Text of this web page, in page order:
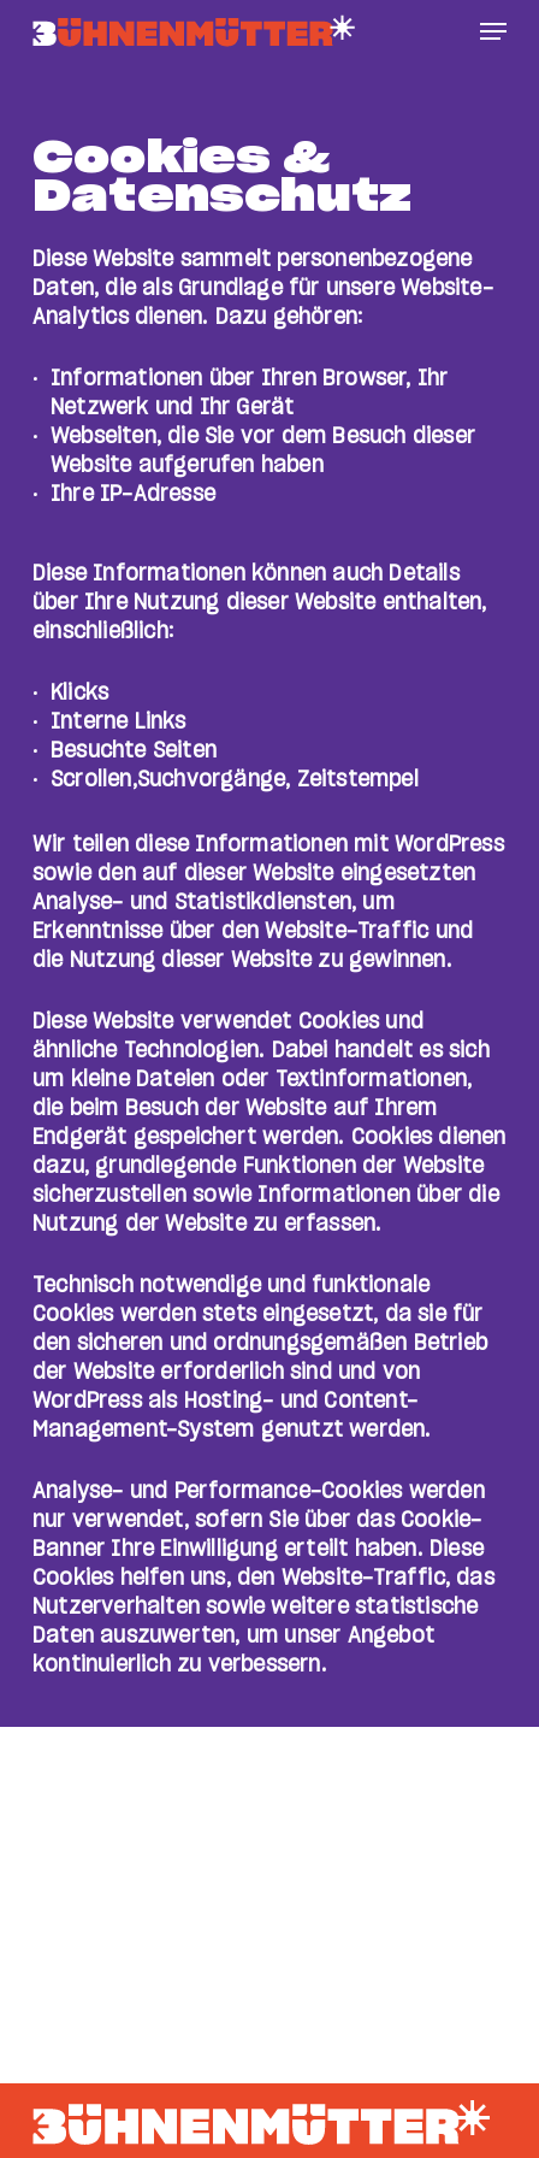
Cookies &
Datenschutz
Diese Website sammelt personenbezogene
Daten, die als Grundlage für unsere Website-
Analytics dienen. Dazu gehören:
Informationen über Ihren Browser, Ihr
Netzwerk und Ihr Gerät
Webseiten, die Sie vor dem Besuch dieser
Website aufgerufen haben
Ihre IP-Adresse
Diese Informationen können auch Details
über Ihre Nutzung dieser Website enthalten,
einschließlich:
Klicks
Interne Links
Besuchte Seiten
Scrollen,Suchvorgänge, Zeitstempel
Wir teilen diese Informationen mit WordPress
sowie den auf dieser Website eingesetzten
Analyse- und Statistikdiensten, um
Erkenntnisse über den Website-Traffic und
die Nutzung dieser Website zu gewinnen.
Diese Website verwendet Cookies und
ähnliche Technologien. Dabei handelt es sich
um kleine Dateien oder Textinformationen,
die beim Besuch der Website auf Ihrem
Endgerät gespeichert werden. Cookies dienen
dazu, grundlegende Funktionen der Website
sicherzustellen sowie Informationen über die
Nutzung der Website zu erfassen.
Technisch notwendige und funktionale
Cookies werden stets eingesetzt, da sie für
den sicheren und ordnungsgemäßen Betrieb
der Website erforderlich sind und von
WordPress als Hosting- und Content-
Management-System genutzt werden.
Analyse- und Performance-Cookies werden
nur verwendet, sofern Sie über das Cookie-
Banner Ihre Einwilligung erteilt haben. Diese
Cookies helfen uns, den Website-Traffic, das
Nutzerverhalten sowie weitere statistische
Daten auszuwerten, um unser Angebot
kontinuierlich zu verbessern.